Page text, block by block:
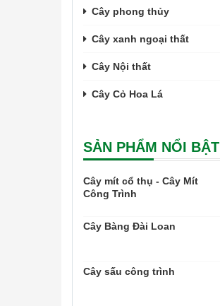
Cây phong thủy
Cây xanh ngoại thất
Cây Nội thất
Cây Cỏ Hoa Lá
SẢN PHẨM NỔI BẬT
Cây mít cổ thụ - Cây Mít
Công Trình
Cây Bàng Đài Loan
Cây sấu công trình